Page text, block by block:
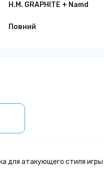
H.M. GRAPHITE + Namd
Повний
для атакующего стиля игры